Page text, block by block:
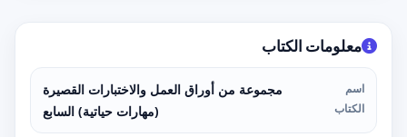
معلومات الكتاب
اسم
الكتاب
مجموعة من أوراق العمل والاختبارات القصيرة
(مهارات حياتية) السابع